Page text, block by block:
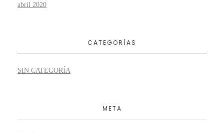
abril 2020
CATEGORÍAS
SIN CATEGORÍA
META